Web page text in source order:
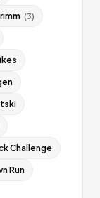
(3)
Challenge
Run